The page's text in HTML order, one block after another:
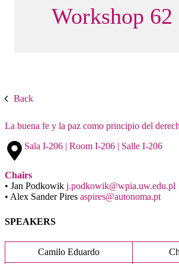
Workshop 62
Back
La buena fe y la paz como principio del
Sala I-206 | Room I-206 | Salle I-206
Chairs
• Jan Podkowik j.podkowik@wpia.uw.edu.pl
• Alex Sander Pires aspires@autonoma.pt
SPEAKERS
Camilo Eduardo